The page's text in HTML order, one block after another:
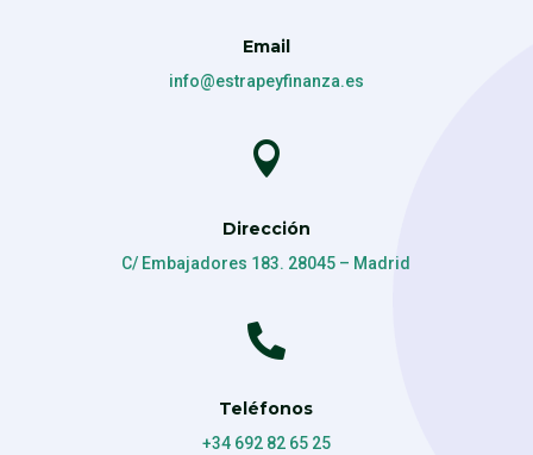
Email
info@estrapeyfinanza.es

Dirección
C/ Embajadores 183. 28045 – Madrid

Teléfonos
+34 692 82 65 25